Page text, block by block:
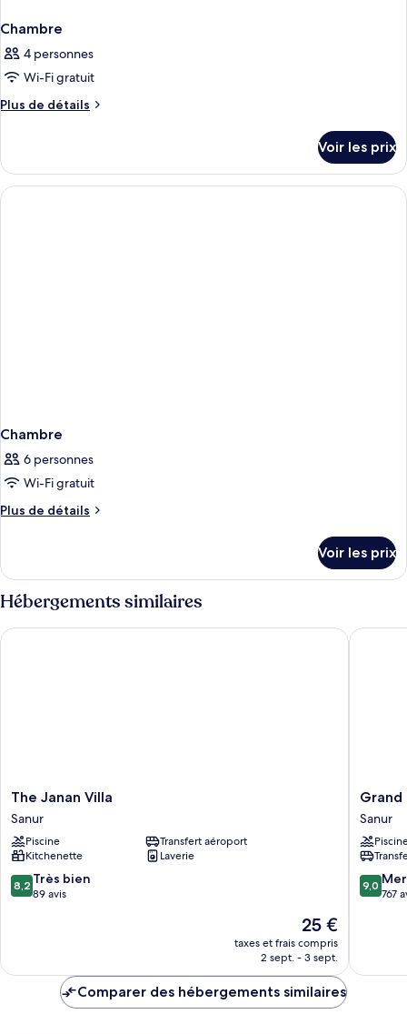
Chambre
4 personnes
Wi-Fi gratuit
Plus de détails
Plus
le
type
de
Voir les prix
Chambre
6 personnes
Wi-Fi gratuit
Plus de détails
Plus
le
type
de
Chambre
Voir les prix
Hébergements similaires
The
Janan
Villa
Sanur
The Janan Villa
Sanur
Piscine
Transfert aéroport
Kitchenette
Laverie
8.2
sur
8,2 Très bien
89 avis
Le
nouveau
prix
de
25 €
taxes et frais compris
2 sept. - 3 sept.
The Janan Villa
Grand
Palace
Hotel
Sanur
-
Bali
Sanur
Grand
Sanur
9.0
sur
9,0
767
Grand
Comparer des hébergements similaires